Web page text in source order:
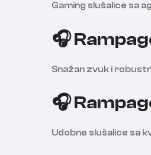
Gaming slušalice sa
🎧
Snažan zvuk i
🎧
Udobne slušalice sa